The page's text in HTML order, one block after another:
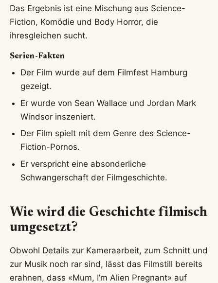
Das Ergebnis ist eine Mischung aus Science-
Fiction, Komödie und Body Horror, die
ihresgleichen sucht.
Serien-Fakten
Der Film wurde auf dem Filmfest Hamburg
gezeigt.
Er wurde von Sean Wallace und Jordan Mark
Windsor inszeniert.
Der Film spielt mit dem Genre des Science-
Fiction-Pornos.
Er verspricht eine absonderliche
Schwangerschaft der Filmgeschichte.
Wie wird die Geschichte filmisch
umgesetzt?
Obwohl Details zur Kameraarbeit, zum Schnitt und
zur Musik noch rar sind, lässt das Filmstill bereits
erahnen, dass «Mum, I’m Alien Pregnant» auf